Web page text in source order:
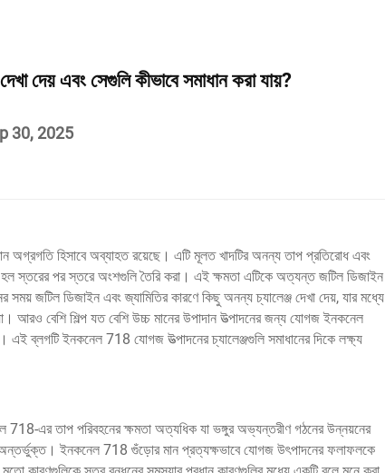
দেয় এবং সেগুলি কীভাবে সমাধান করা যায়?
30, 2025
হিসাবে অব্যাহত রয়েছে। এটি মূলত খাদটির অনন্য তাপ প্রতিরোধ এবং
হল স্তরের পর স্তরে অংশগুলি তৈরি করা। এই ক্ষমতা এটিকে অত্যন্ত জটিল ডিজাইন
জটিল ডিজাইন এবং জ্যামিতির কারণে কিছু অনন্য চ্যালেঞ্জ দেখা দেয়, যার মধ্যে
আরও বেশি শিল্প যত বেশি উচ্চ মানের উপাদান উত্পাদনের জন্য যোগজ ইনকনেল
ব্লগটি ইনকনেল 718 যোগজ উত্পাদনের চ্যালেঞ্জগুলি সমাধানের দিকে লক্ষ্য
718-এর তাপ পরিবহনের ক্ষমতা অত্যধিক যা ভঙ্গুর অভ্যন্তরীণ গঠনের উন্নয়নের
অন্তর্ভুক্ত। ইনকনেল 718 গুঁড়োর মান প্রত্যক্ষভাবে যোগজ উৎপাদনের ফলাফলকে